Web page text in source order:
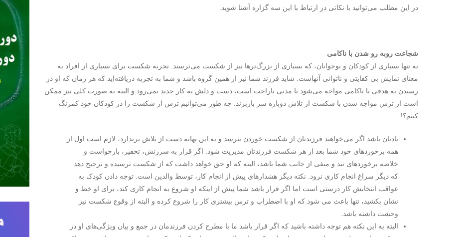
در این مطلب می‌توانید با نکاتی در ارتباط با این سه گزاره آشنا شوید.
شجاعت روبه­ رو شدن با ناکامی
نه ­تنها بسیاری از کودکان و نوجوانان، که بسیاری از بزرگ‌تر‌ها نیز از شکست می‌ترسند. تجربه شکست برای بسیاری از افراد به
معنای نمایش بی­ کفایتی و ناتوانی آن­هاست. شاید فرزند شما نیز از همین گروه باشد و شما به تجربه دریافته‌ا‌ید که هر زمان که او در
رسیدن به هدفی با ناکامی مواجه می‌شود تا مدتی ناراحت است، دست و دلش به کار جدید نمی‌رود و البته به صورت کلی نیز ممکن
است از ترس مواجه شدن با شکست از تلاش دوباره سر بازبزند. چه طور می‌توانیم ترس از شکست را در کودکان خود کمرنگ
کنیم؟!
یادتان باشد اگر می‌خواهید فرزندتان از شکست خوردن نترسد و به این بهانه دست از تلاش برندارد، لازم است اول از
همه برخوردهای خود شما بعد از هر شکست فرزندتان مدیریت شود. اگر قرار به سرزنش، تحقیر، بازخواست و
خلاصه برخوردهای تند و منفی از جانب شما باشد، البته که او حق خواهد داشت که از شکست ترسیده و ترجیح دهد
که دیگر سراغ انجام کاری نرود. نکته‌­ دیگر هشدارهای پیش از انجام کار، توسط والدین است. توجه دادن کودک به
عواقب انتخابش کار درستی است اما اگر قرار باشد شما پیش از اینکه او شروع به انجام کاری کند، برای او خط و
نشان بکشید، تنها باعث می­ شود که او با اضطراب و ترس بیشتری کار را شروع کرده و البته از وقوع شکست نیز
وحشت داشته باشد.
البته به این نکته هم توجه داشته باشید که اگر قرار باشد ما با مطرح کردن فرزندمان در جمع و بیان ویژگی‌های او در